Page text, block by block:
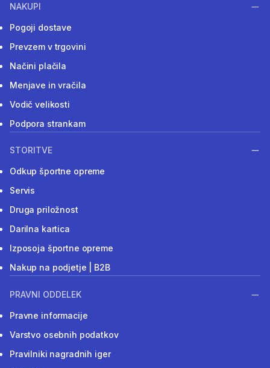
NAKUPI
Pogoji dostave
Prevzem v trgovini
Načini plačila
Menjave in vračila
Vodič velikosti
Podpora strankam
STORITVE
Odkup športne opreme
Servis
Druga priložnost
Darilna kartica
Izposoja športne opreme
Nakup na podjetje | B2B
PRAVNI ODDELEK
Pravne informacije
Varstvo osebnih podatkov
Pravilniki nagradnih iger